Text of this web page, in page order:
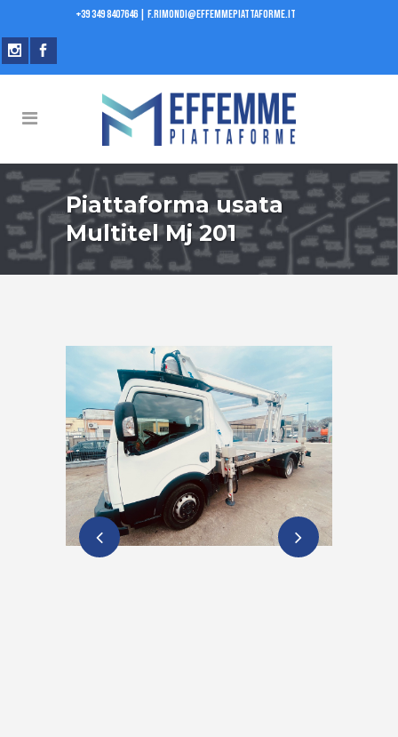
+39 349 8407646| f.rimondi@effemmepiattaforme.it
Piattaforma usata
Multitel Mj 201